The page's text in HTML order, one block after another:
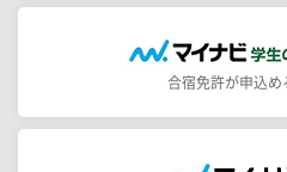
合宿免許が申込め